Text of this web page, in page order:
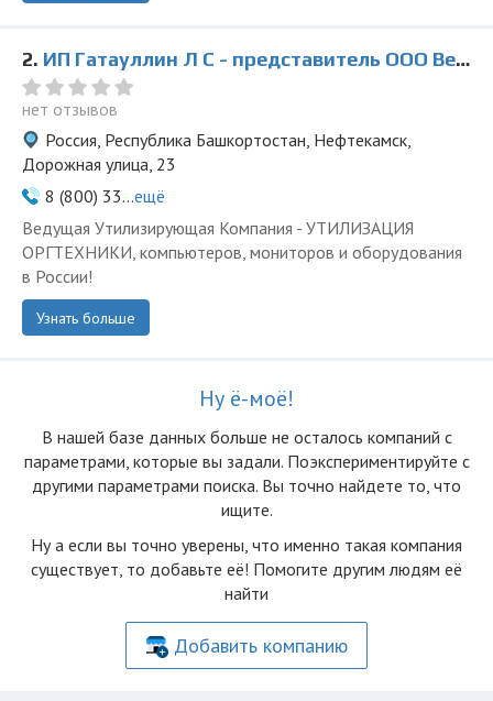
2. ИП Гатауллин Л С - представитель ООО Ведущая Утилизирующая Компания
нет отзывов
Россия, Республика Башкортостан, Нефтекамск,
Дорожная улица, 23
8 (800) 33...ещё
Ведущая Утилизирующая Компания - УТИЛИЗАЦИЯ
ОРГТЕХНИКИ, компьютеров, мониторов и оборудования
в России!
Узнать больше
Ну ё-моё!
В нашей базе данных больше не осталоcь компаний с
параметрами, которые вы задали. Поэкспериментируйте с
другими параметрами поиска. Вы точно найдете то, что
ищите.
Ну а если вы точно уверены, что именно такая компания
существует, то добавьте её! Помогите другим людям её
найти
Добавить компанию